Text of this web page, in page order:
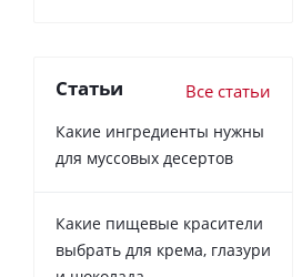
Статьи Все статьи
Какие ингредиенты нужны
для муссовых десертов
Какие пищевые красители
выбрать для крема, глазури